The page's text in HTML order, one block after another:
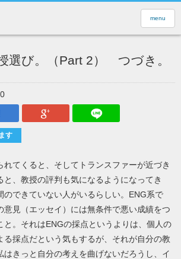
menu
選び。（Part 2） つづき。
はてなブックマークGoogle Plus
す
れてくると、そしてトランスファーが近づき
と、教授の評判も気になるようになってき
のできていない人がいるらしい。ENG系で
意見（エッセイ）には無条件で悪い成績をつ
と。それはENGの採点というよりは、個人の
る採点だという気もするが、それが自分の教
はきっと自分の考えを曲げないだろうし、イ